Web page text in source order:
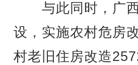
与此同时，广西
设，实施农村危房
村老旧住房改造